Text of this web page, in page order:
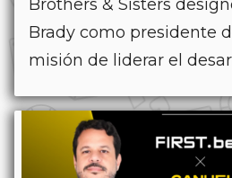
Brothers & Sisters
Brady como presidente
misión de liderar el